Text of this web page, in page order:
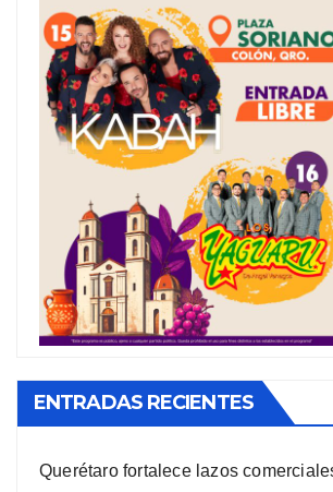
ENTRADAS RECIENTES
Querétaro fortalece lazos